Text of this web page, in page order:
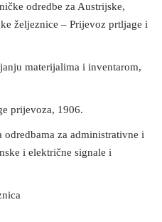
odredbe za Austrijske,
željeznice – Prijevoz prtljage i
materijalima i inventarom,
prijevoza, 1906.
za administrativne i
i električne signale i